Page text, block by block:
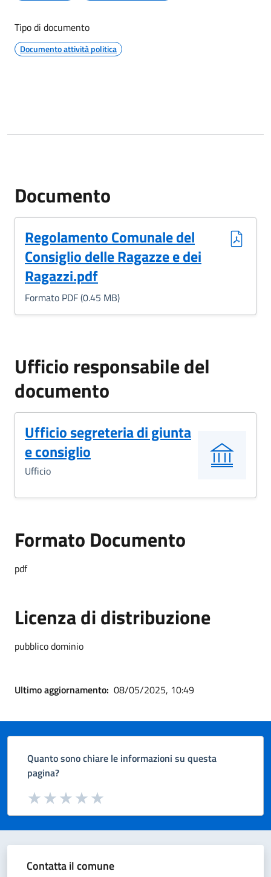
Tipo di documento
Documento attività politica
Documento
Regolamento Comunale del
Consiglio delle Ragazze e dei
Ragazzi.pdf
(Formato PDF, 0.45 MB)
Formato PDF (0.45 MB)
Ufficio responsabile del
documento
Ufficio segreteria di giunta
e consiglio
Ufficio
Formato Documento
pdf
Licenza di distribuzione
pubblico dominio
Ultimo aggiornamento: 08/05/2025, 10:49
Quanto sono chiare le informazioni su questa
pagina?
Valuta da 1 a 5 stelle la pagina
Valuta 5 stelle su 5
Valuta 4 stelle su 5
Valuta 3 stelle su 5
Valuta 2 stelle su 5
Valuta 1 stelle su 5
Contatta il comune